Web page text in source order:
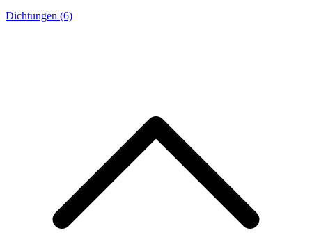
Dichtungen (6)